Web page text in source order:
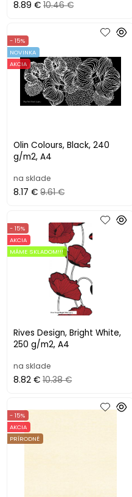
8.89 € 10.46 €
Olin Colours, Black, 240
g/m2, A4
- 15%
NOVINKA
AKCIA
na sklade
8.17 € 9.61 €
Rives Design, Bright White,
250 g/m2, A4
- 15%
AKCIA
MÁME SKLADOM!!!
na sklade
8.82 € 10.38 €
- 15%
AKCIA
PRÍRODNÉ